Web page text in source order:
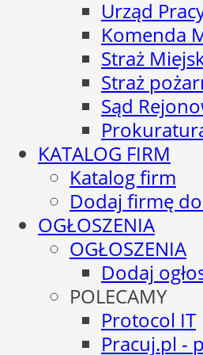
Urząd
Komenda
Straż
Straż
Sąd
KATALOG FIRM
Katalog firm
Dodaj firmę
OGŁOSZENIA
OGŁOSZENIA
Dodaj
POLECAMY
Protocol IT
Pracuj.pl -